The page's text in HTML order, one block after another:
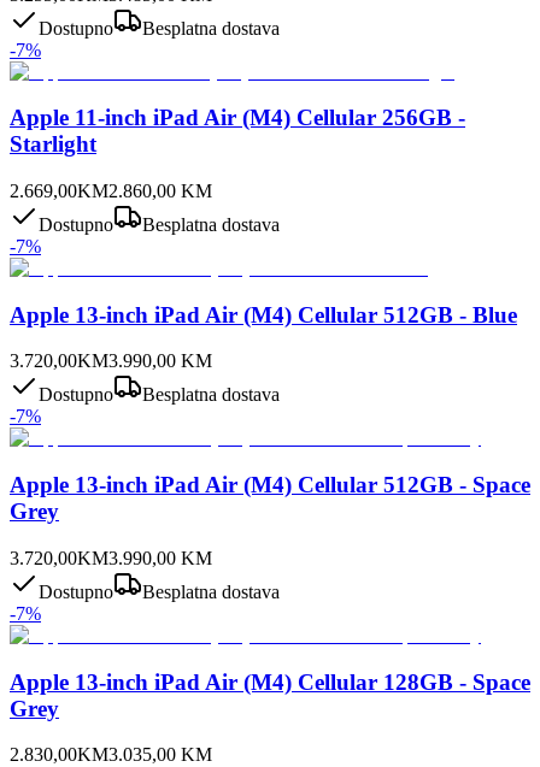
Dostupno
Besplatna dostava
-7%
Apple 11-inch iPad Air (M4) Cellular 256GB -
Starlight
2.669,00KM2.860,00 KM
Dostupno
Besplatna dostava
-7%
Apple 13-inch iPad Air (M4) Cellular 512GB - Blue
3.720,00KM3.990,00 KM
Dostupno
Besplatna dostava
-7%
Apple 13-inch iPad Air (M4) Cellular 512GB - Space
Grey
3.720,00KM3.990,00 KM
Dostupno
Besplatna dostava
-7%
Apple 13-inch iPad Air (M4) Cellular 128GB - Space
Grey
2.830,00KM3.035,00 KM